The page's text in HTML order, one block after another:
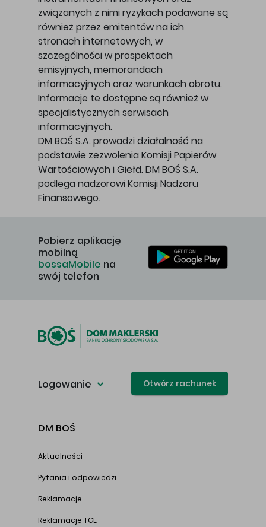
związanych z nimi ryzykach podawane są
również przez emitentów na ich
stronach internetowych, w
szczególności w prospektach
emisyjnych, memorandach
informacyjnych oraz warunkach obrotu.
Informacje te dostępne są również w
specjalistycznych serwisach
informacyjnych.
DM BOŚ S.A. prowadzi działalność na
podstawie zezwolenia Komisji Papierów
Wartościowych i Giełd. DM BOŚ S.A.
podlega nadzorowi Komisji Nadzoru
Finansowego.
Pobierz aplikację
mobilną
bossaMobile na
swój telefon
Logowanie Otwórz rachunek
DM BOŚ
Aktualności
Pytania i odpowiedzi
Reklamacje
Reklamacje TGE